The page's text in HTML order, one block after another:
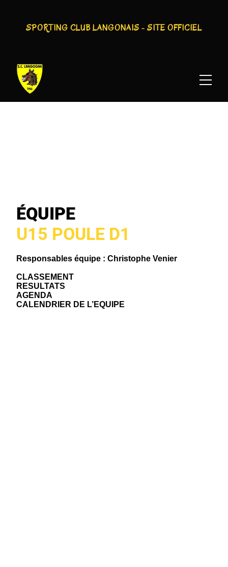
SPORTING CLUB LANGONAIS - SITE OFFICIEL
ÉQUIPE
U15 POULE D1
Responsables équipe : Christophe Venier
CLASSEMENT
RESULTATS
AGENDA
CALENDRIER DE L’EQUIPE